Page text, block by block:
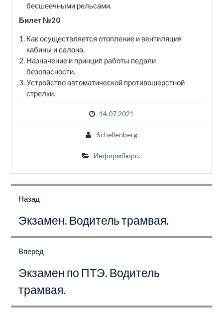
бесшеечными рельсами.
Билет №20
Как осуществляется отопление и вентиляция
кабины и салона.
Назначение и принцип работы педали
безопасности.
Устройство автоматической противошерстной
стрелки.
14.07.2021
Schellenberg
Информбюро.
поНазад
запись:
Экзамен. Водитель трамвая.
Вперед
запись:
Экзамен по ПТЭ. Водитель
трамвая.